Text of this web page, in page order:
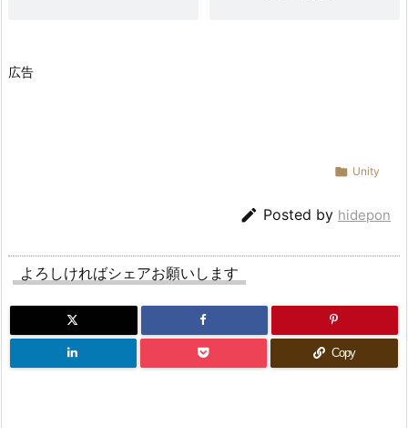
広告
 Unity
 Posted by hidepon
よろしければシェアお願いします
Copy